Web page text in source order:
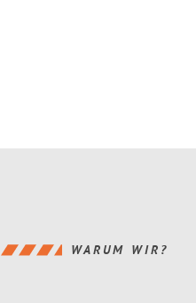
WARUM WIR?